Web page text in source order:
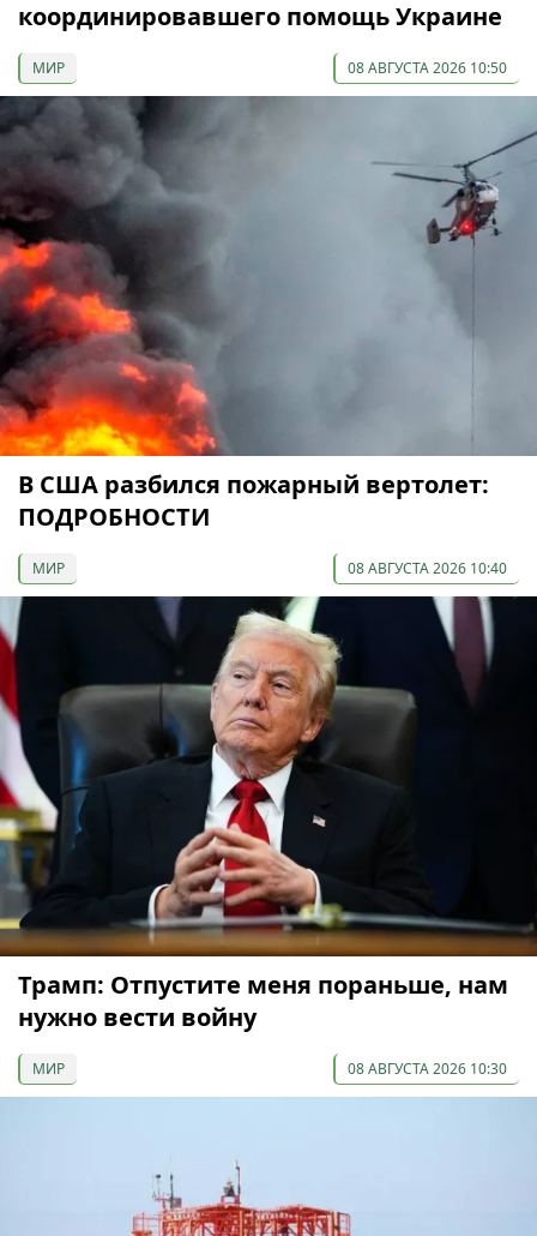
координировавшего помощь Украине
МИР 08 АВГУСТА 2026 10:50
В США разбился пожарный вертолет:
ПОДРОБНОСТИ
МИР 08 АВГУСТА 2026 10:40
Трамп: Отпустите меня пораньше, нам
нужно вести войну
МИР 08 АВГУСТА 2026 10:30